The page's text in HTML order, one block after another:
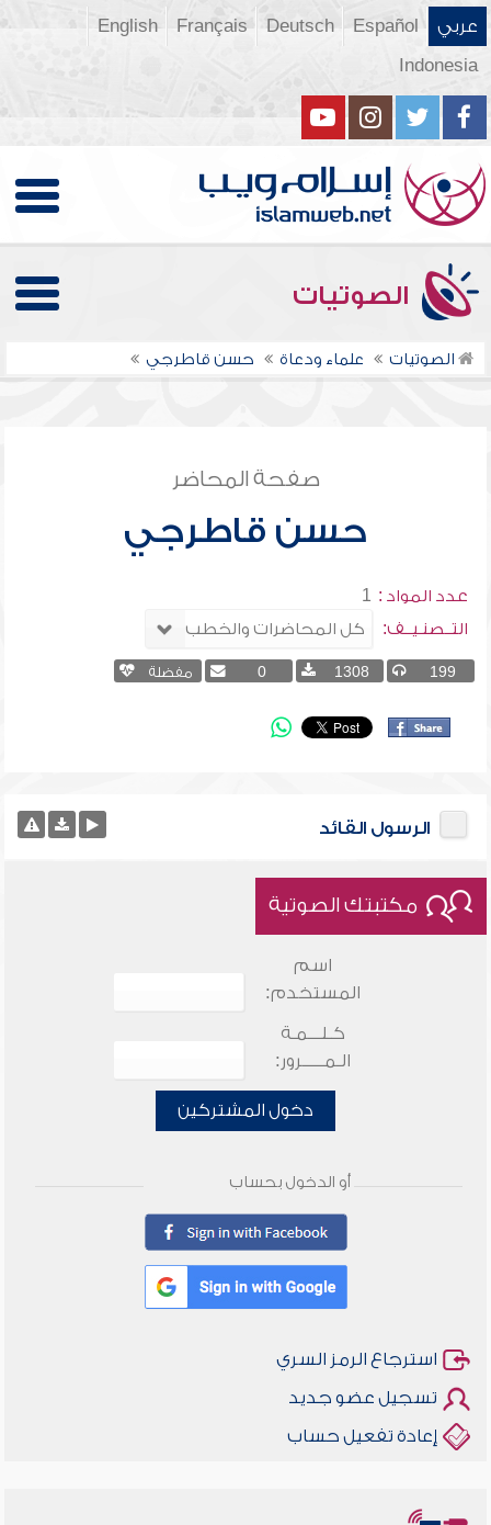
عربي Español
Deutsch
Français
English
Indonesia
الصوتيات
الصوتيات علماء ودعاة حسن قاطرجي
صفحة المحاضر
حسن قاطرجي
عدد المواد : 1
التــصنـيــف:
199
1308
0 مفضلة
الرسول القائد
مكتبتك الصوتية
اسم
المستخدم:
كـلـــمـة
الـمـــــرور:
دخول المشتركين
أو الدخول بحساب
استرجاع الرمز السري
تسجيل عضو جديد
إعادة تفعيل حساب